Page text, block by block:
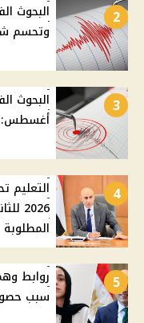
2
البحوث
وتحسم
3
أغسطس:
4
التعليم
المطلوبة
5
روابط
سبب حصول ريم